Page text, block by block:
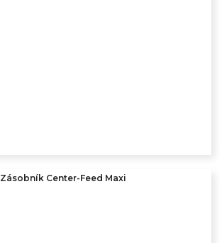
Zásobník Center-Feed Maxi